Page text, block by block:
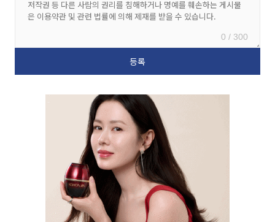
0 / 300